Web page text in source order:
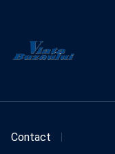
Contact